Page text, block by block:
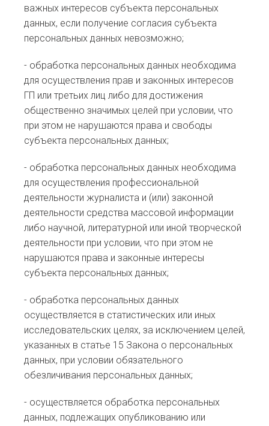
важных интересов субъекта персональных
данных, если получение согласия субъекта
персональных данных невозможно;
- обработка персональных данных необходима
для осуществления прав и законных интересов
ГП или третьих лиц либо для достижения
общественно значимых целей при условии, что
при этом не нарушаются права и свободы
субъекта персональных данных;
- обработка персональных данных необходима
для осуществления профессиональной
деятельности журналиста и (или) законной
деятельности средства массовой информации
либо научной, литературной или иной творческой
деятельности при условии, что при этом не
нарушаются права и законные интересы
субъекта персональных данных;
- обработка персональных данных
осуществляется в статистических или иных
исследовательских целях, за исключением целей,
указанных в статье 15 Закона о персональных
данных, при условии обязательного
обезличивания персональных данных;
- осуществляется обработка персональных
данных, подлежащих опубликованию или